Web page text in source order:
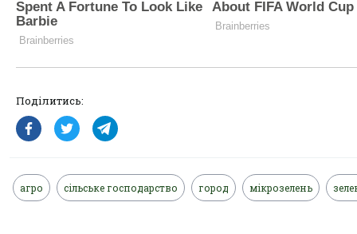
Поділитись:
агро сільське господарство город мікрозелень